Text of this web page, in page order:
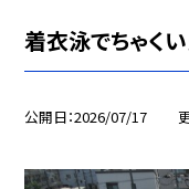
着衣泳でちゃくい
公開日 2026/07/17